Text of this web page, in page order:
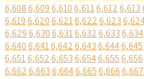
6,6086,6096,6106,6116,6126,613
6,6196,6206,6216,6226,623
6,6296,6306,6316,6326,6336,634
6,6406,6416,6426,6436,6446,645
6,6516,6526,6536,6546,6556,656
6,6626,6636,6646,6656,6666,667